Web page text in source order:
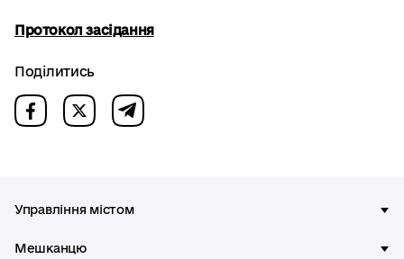
Протокол засідання
Поділитись
Управління містом
Мешканцю